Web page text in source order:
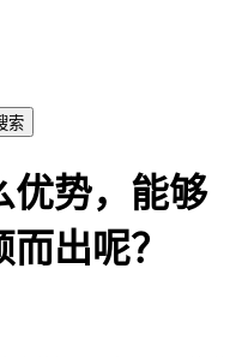
索
优势，能够
出呢？